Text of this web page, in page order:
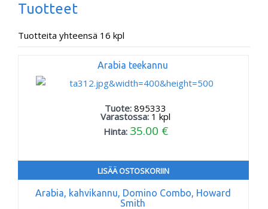
Tuotteet
Tuotteita yhteensä 16 kpl
Arabia teekannu
Tuote:895333
Varastossa: 1 kpl
Hinta: 35.00 €
LISÄÄ OSTOSKORIIN
Arabia, kahvikannu, Domino Combo, Howard
Smith